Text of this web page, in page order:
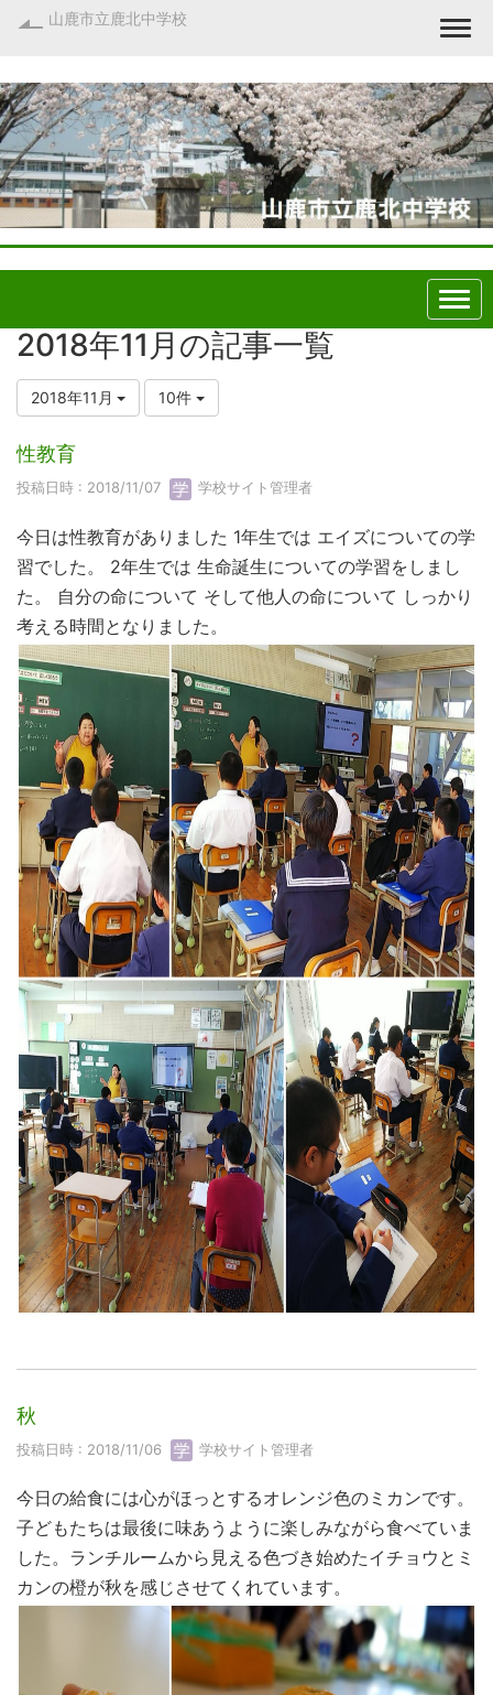
山鹿市立鹿北中学校
2018年11月の記事一覧
2018年11月 10件
性教育
投稿日時 : 2018/11/07 学校サイト管理者
今日は性教育がありました 1年生では エイズについての学
習でした。 2年生では 生命誕生についての学習をしまし
た。 自分の命について そして他人の命について しっかり
考える時間となりました。
秋
投稿日時 : 2018/11/06 学校サイト管理者
今日の給食には心がほっとするオレンジ色のミカンです。
子どもたちは最後に味あうように楽しみながら食べていま
した。ランチルームから見える色づき始めたイチョウとミ
カンの橙が秋を感じさせてくれています。